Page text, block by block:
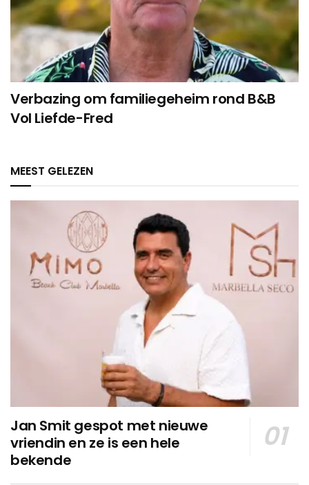
Verbazing om familiegeheim rond B&B
Vol Liefde-Fred
MEEST GELEZEN
Jan Smit gespot met nieuwe
vriendin en ze is een hele
bekende